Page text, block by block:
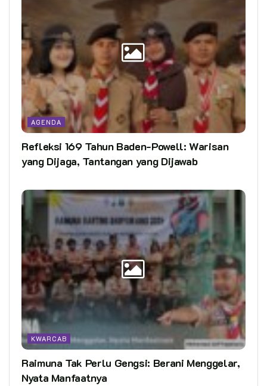
AGENDA
Refleksi 169 Tahun Baden-Powell: Warisan
yang Dijaga, Tantangan yang Dijawab
KWARCAB
Raimuna Tak Perlu Gengsi: Berani Menggelar,
Nyata Manfaatnya